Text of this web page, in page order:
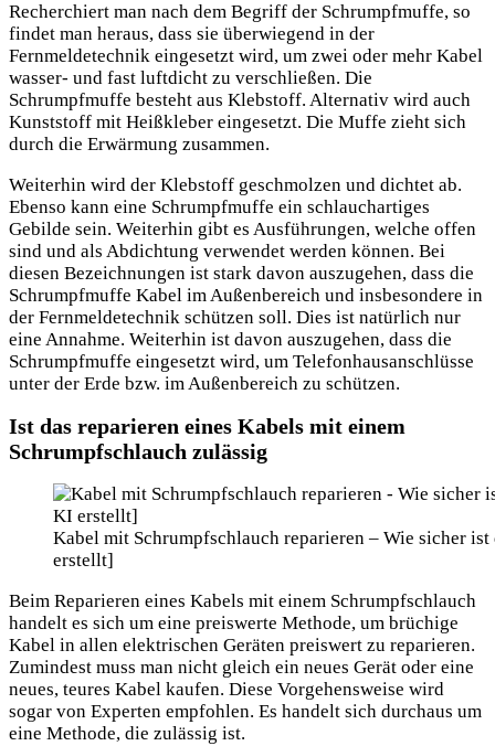
Recherchiert man nach dem Begriff der Schrumpfmuffe, so
findet man heraus, dass sie überwiegend in der
Fernmeldetechnik eingesetzt wird, um zwei oder mehr Kabel
wasser- und fast luftdicht zu verschließen. Die
Schrumpfmuffe besteht aus Klebstoff. Alternativ wird auch
Kunststoff mit Heißkleber eingesetzt. Die Muffe zieht sich
durch die Erwärmung zusammen.
Weiterhin wird der Klebstoff geschmolzen und dichtet ab.
Ebenso kann eine Schrumpfmuffe ein schlauchartiges
Gebilde sein. Weiterhin gibt es Ausführungen, welche offen
sind und als Abdichtung verwendet werden können. Bei
diesen Bezeichnungen ist stark davon auszugehen, dass die
Schrumpfmuffe Kabel im Außenbereich und insbesondere in
der Fernmeldetechnik schützen soll. Dies ist natürlich nur
eine Annahme. Weiterhin ist davon auszugehen, dass die
Schrumpfmuffe eingesetzt wird, um Telefonhausanschlüsse
unter der Erde bzw. im Außenbereich zu schützen.
Ist das reparieren eines Kabels mit einem
Schrumpfschlauch zulässig
Kabel mit Schrumpfschlauch reparieren – Wie sicher
erstellt]
Beim Reparieren eines Kabels mit einem Schrumpfschlauch
handelt es sich um eine preiswerte Methode, um brüchige
Kabel in allen elektrischen Geräten preiswert zu reparieren.
Zumindest muss man nicht gleich ein neues Gerät oder eine
neues, teures Kabel kaufen. Diese Vorgehensweise wird
sogar von Experten empfohlen. Es handelt sich durchaus um
eine Methode, die zulässig ist.